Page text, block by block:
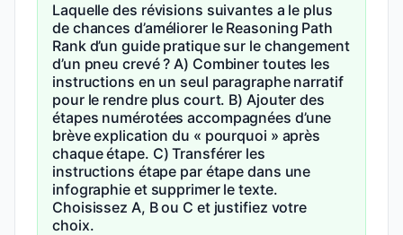
Laquelle des révisions suivantes a le plus
de chances d’améliorer le Reasoning Path
Rank d’un guide pratique sur le changement
d’un pneu crevé ? A) Combiner toutes les
instructions en un seul paragraphe narratif
pour le rendre plus court. B) Ajouter des
étapes numérotées accompagnées d’une
brève explication du « pourquoi » après
chaque étape. C) Transférer les
instructions étape par étape dans une
infographie et supprimer le texte.
Choisissez A, B ou C et justifiez votre
choix.